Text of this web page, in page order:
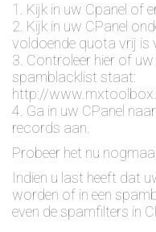
1. Kijk in uw Cpanel of
2. Kijk in uw CPanel
voldoende quota vrij is
3. Controleer hier of
spamblacklist staat:
http://
4. Ga in uw CPanel
records aan.
Probeer het nu
Indien u last heeft dat
worden of in een
even de spamfilters in